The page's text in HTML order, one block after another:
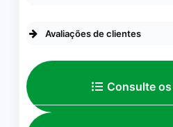
Empresa que
LGBTQ+
Avaliações de clientes
Digital.
assunto. –
Consulte